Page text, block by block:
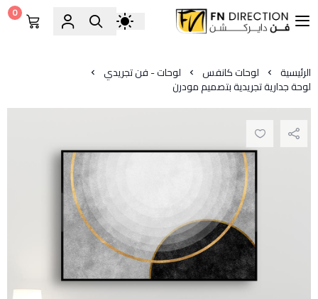
فن دايركشن
0
الرئيسية لوحات كانفس لوحات - فن تجريدي
لوحة جدارية تجريدية بتصميم مودرن